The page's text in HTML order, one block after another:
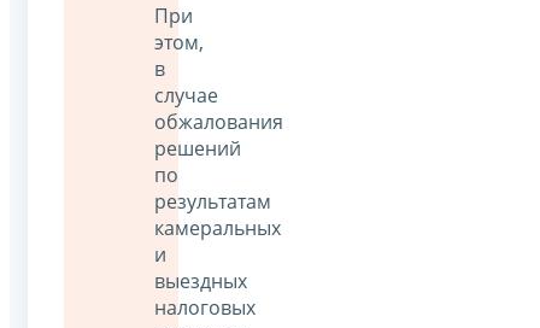
При
этом,
в
случае
обжалования
решений
по
результатам
камеральных
и
выездных
налоговых